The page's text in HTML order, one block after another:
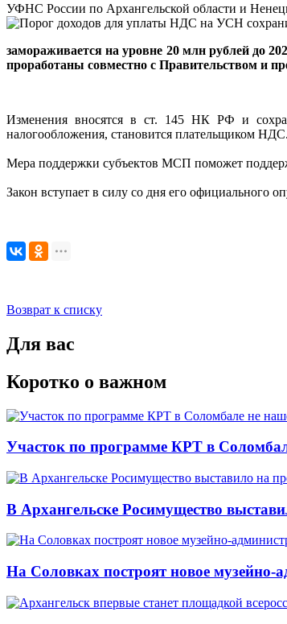
УФНС России по Архангельской области и
замораживается на уровне 20 млн рублей до
проработаны совместно с Правительством и
Изменения вносятся в ст. 145 НК РФ и
налогообложения, становится плательщиком
Мера поддержки субъектов МСП поможет
Закон вступает в силу со дня его официального
Возврат к списку
Для вас
Коротко о важном
Участок по программе КРТ в
В Архангельске Росимущество
На Соловках построят новое музейно-